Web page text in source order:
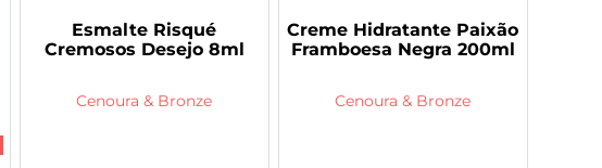
Esmalte Risqué
Cremosos Desejo 8ml
Cenoura & Bronze
Creme Hidratante Paixão
Framboesa Negra 200ml
Cenoura & Bronze